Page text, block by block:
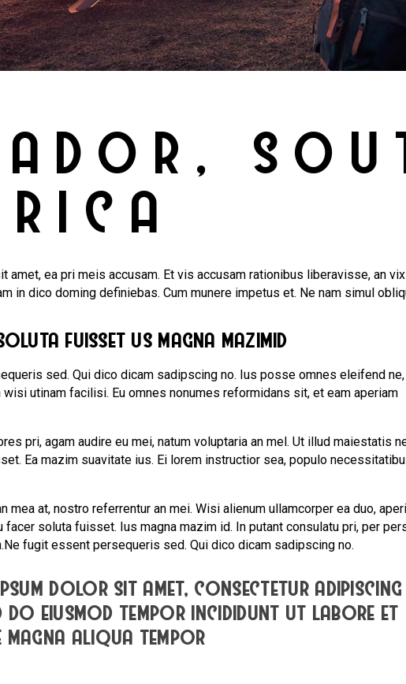
amet, ea pri meis accusam. Et vis accusam rationibus liberavisse, an
in dico doming definiebas. Cum munere impetus et. Ne nam simul
fuisset us magna mazimid
sed. Qui dico dicam sadipscing no. Ius posse omnes eleifend
utinam facilisi. Eu omnes nonumes reformidans sit, et eam aperiam
pri, agam audire eu mei, natum voluptaria an mel. Ut illud maiestatis
Ea mazim suavitate ius. Ei lorem instructior sea, populo
mea at, nostro referrentur an mei. Wisi alienum ullamcorper ea duo,
facer soluta fuisset. Ius magna mazim id. In putant consulatu pri, per
fugit essent persequeris sed. Qui dico dicam sadipscing no.
dolor sit amet, consectetur adipiscing
do eiusmod tempor incididunt ut labore et
aliqua tempor